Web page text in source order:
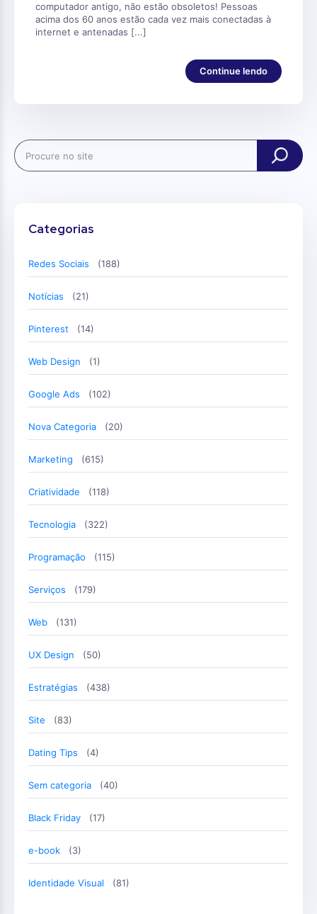
computador antigo, não estão obsoletos! Pessoas
acima dos 60 anos estão cada vez mais conectadas à
internet e antenadas [...]
Continue lendo
Search
Categorias
Redes Sociais (188)
Notícias (21)
Pinterest (14)
Web Design (1)
Google Ads (102)
Nova Categoria (20)
Marketing (615)
Criatividade (118)
Tecnologia (322)
Programação (115)
Serviços (179)
Web (131)
UX Design (50)
Estratégias (438)
Site (83)
Dating Tips (4)
Sem categoria (40)
Black Friday (17)
e-book (3)
Identidade Visual (81)